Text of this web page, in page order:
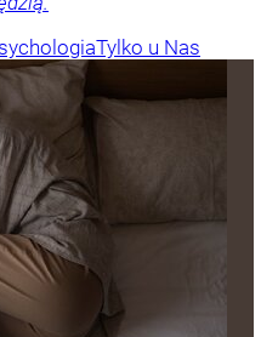
Tylko u Nas